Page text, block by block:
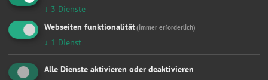
14.11.2019 12:49:54
13.11.2019 00:46:05 Baureihe 5 Lim
05.11.2019 07:22:41 Ford Transit Connect
18.05.2019 09:39:24 Volkswagen Passat Variant
↓ 3 Dienste
Webseiten funktionalität(immer erforderlich)
↓ 1 Dienst
Alle Dienste aktivieren oder deaktivieren